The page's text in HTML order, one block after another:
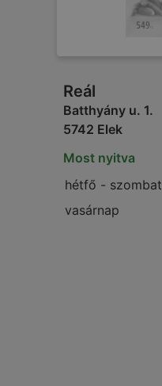
Reál
Batthyány u. 1.
5742 Elek
Most nyitva
hétfő - szombat
vasárnap